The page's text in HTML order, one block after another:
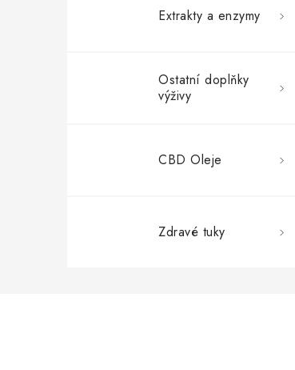
Extrakty a enzymy
Ostatní doplňky
výživy
CBD Oleje
Zdravé tuky